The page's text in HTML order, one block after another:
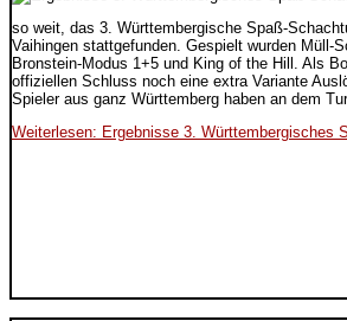
so weit, das 3. Württembergische Spaß-
Vaihingen stattgefunden. Gespielt wurden Müll-
Bronstein-Modus 1+5 und King of the Hill. Als
offiziellen Schluss noch eine extra Variante
Spieler aus ganz Württemberg haben an dem
Weiterlesen: Ergebnisse 3. Württembergisches